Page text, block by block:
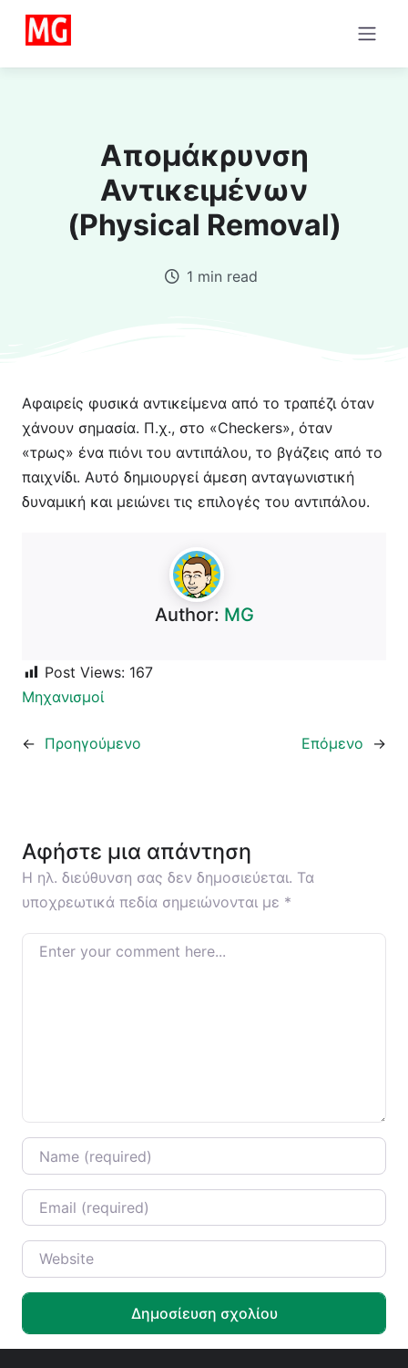
Απομάκρυνση
Αντικειμένων
(Physical Removal)
1 min read
Αφαιρείς φυσικά αντικείμενα από το τραπέζι όταν
χάνουν σημασία. Π.χ., στο «Checkers», όταν
«τρως» ένα πιόνι του αντιπάλου, το βγάζεις από το
παιχνίδι. Αυτό δημιουργεί άμεση ανταγωνιστική
δυναμική και μειώνει τις επιλογές του αντιπάλου.
Author: MG
Post Views: 167
Μηχανισμοί
← Προηγούμενο Επόμενο →
Αφήστε μια απάντηση
Η ηλ. διεύθυνση σας δεν δημοσιεύεται. Τα
υποχρεωτικά πεδία σημειώνονται με *
Enter your comment here…
Name
Email
Website